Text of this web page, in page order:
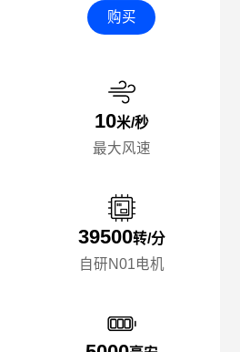
购买
10米/秒
最大风速
39500转/分
自研N01电机